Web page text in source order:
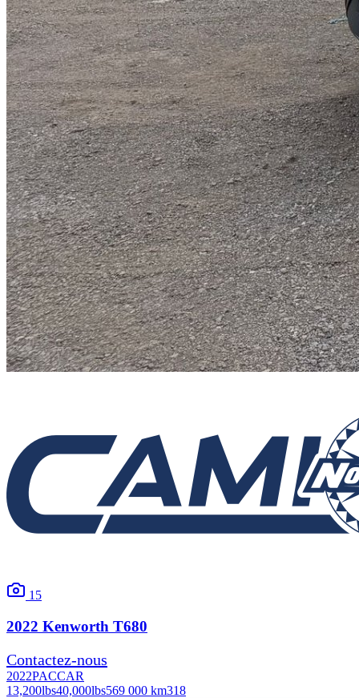
15
2022 Kenworth T680
Contactez-nous
2022PACCAR
13,200lbs40,000lbs569 000 km318